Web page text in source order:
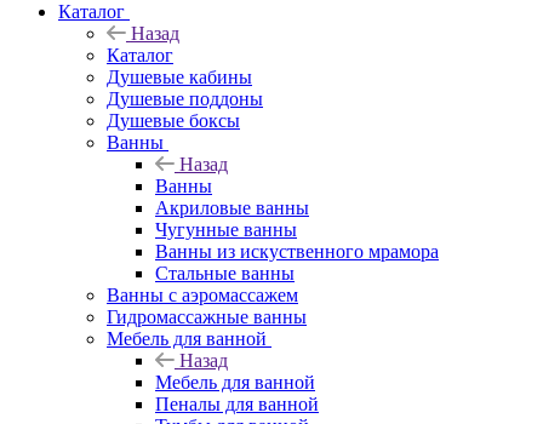
Каталог
Назад
Каталог
Душевые кабины
Душевые поддоны
Душевые боксы
Ванны
Назад
Ванны
Акриловые ванны
Чугунные ванны
Ванны из искуственного мрамора
Стальные ванны
Ванны с аэромассажем
Гидромассажные ванны
Мебель для ванной
Назад
Мебель для ванной
Пеналы для ванной